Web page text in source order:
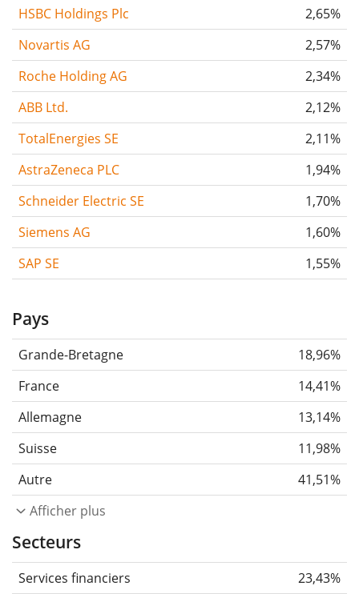
HSBC Holdings Plc
2,65%
Novartis AG
2,57%
Roche Holding AG
2,34%
ABB Ltd.
2,12%
TotalEnergies SE
2,11%
AstraZeneca PLC
1,94%
Schneider Electric SE
1,70%
Siemens AG
1,60%
SAP SE
1,55%
Pays
Grande-Bretagne
18,96%
France
14,41%
Allemagne
13,14%
Suisse
11,98%
Autre
41,51%
Afficher plus
Secteurs
Services financiers
23,43%